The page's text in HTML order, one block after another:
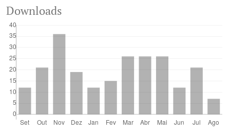
Downloads